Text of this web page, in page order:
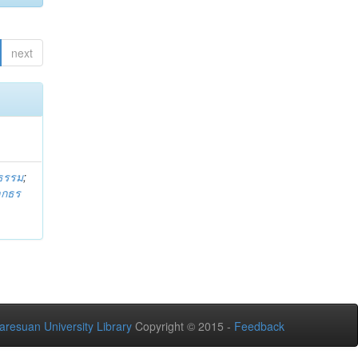
next
รม;
ธร
University Library Copyright © 2015 - Feedback